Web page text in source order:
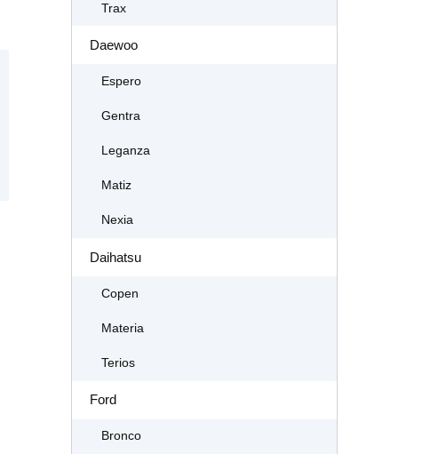
Trax
Daewoo
Espero
Gentra
Leganza
Matiz
Nexia
Daihatsu
Copen
Materia
Terios
Ford
Bronco